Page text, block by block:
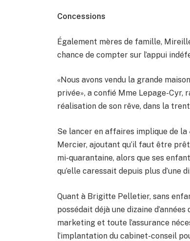
Concessions
Également mères de famille,
chance de compter sur l’appui
«Nous avons vendu la grande
privée», a confié Mme Lepage-Cyr,
réalisation de son rêve, dans la
Se lancer en affaires implique de
Mercier, ajoutant qu’il faut être
mi-quarantaine, alors que ses
qu’elle caressait depuis plus d’une
Quant à Brigitte Pelletier, sans
possédait déjà une dizaine
marketing et toute l’assurance
l’implantation du cabinet-conseil